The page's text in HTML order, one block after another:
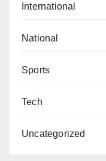
International
National
Sports
Tech
Uncategorized